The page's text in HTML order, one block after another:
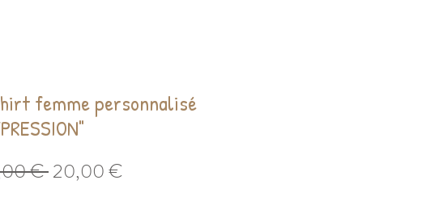
femme personnalisé
€ Prix
20,00 €